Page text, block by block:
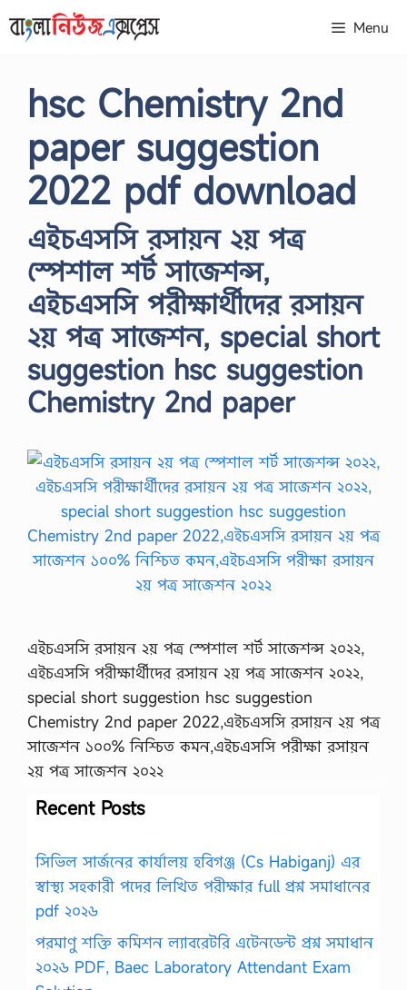
to
Menu
hsc Chemistry 2nd
paper suggestion
2022 pdf download
এইচএসসি রসায়ন ২য় পত্র
স্পেশাল শর্ট সাজেশন্স,
এইচএসসি পরীক্ষার্থীদের রসায়ন
২য় পত্র সাজেশন, special short
suggestion hsc suggestion
Chemistry 2nd paper
এইচএসসি রসায়ন ২য় পত্র স্পেশাল শর্ট সাজেশন্স ২০২২,
এইচএসসি পরীক্ষার্থীদের রসায়ন ২য় পত্র সাজেশন ২০২২,
special short suggestion hsc suggestion
Chemistry 2nd paper 2022,এইচএসসি রসায়ন ২য় পত্র
সাজেশন ১০০% নিশ্চিত কমন,এইচএসসি পরীক্ষা রসায়ন
২য় পত্র সাজেশন ২০২২
Recent Posts
সিভিল সার্জনের কার্যালয় হবিগঞ্জ (Cs Habiganj) এর
স্বাস্থ্য সহকারী পদের লিখিত পরীক্ষার full প্রশ্ন সমাধানের
pdf ২০২৬
পরমাণু শক্তি কমিশন ল্যাবরেটরি এটেনডেন্ট প্রশ্ন সমাধান
২০২৬ PDF, Baec Laboratory Attendant Exam